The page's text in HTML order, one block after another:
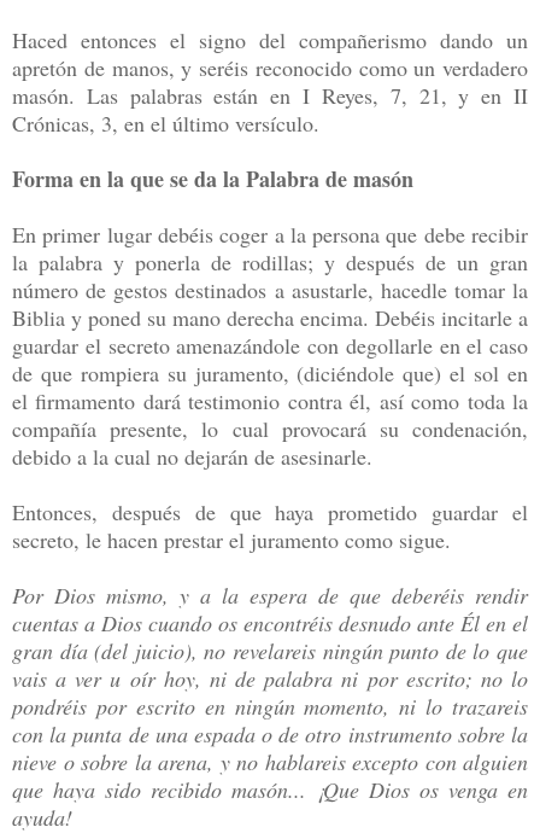
Haced entonces el signo del compañerismo dando un
apretón de manos, y seréis reconocido como un verdadero
masón. Las palabras están en I Reyes, 7, 21, y en II
Crónicas, 3, en el último versículo.
Forma en la que se da la Palabra de masón
En primer lugar debéis coger a la persona que debe recibir
la palabra y ponerla de rodillas; y después de un gran
número de gestos destinados a asustarle, hacedle tomar la
Biblia y poned su mano derecha encima. Debéis incitarle a
guardar el secreto amenazándole con degollarle en el caso
de que rompiera su juramento, (diciéndole que) el sol en
el firmamento dará testimonio contra él, así como toda la
compañía presente, lo cual provocará su condenación,
debido a la cual no dejarán de asesinarle.
Entonces, después de que haya prometido guardar el
secreto, le hacen prestar el juramento como sigue.
Por Dios mismo, y a la espera de que deberéis rendir
cuentas a Dios cuando os encontréis desnudo ante Él en el
gran día (del juicio), no revelareis ningún punto de lo que
vais a ver u oír hoy, ni de palabra ni por escrito; no lo
pondréis por escrito en ningún momento, ni lo trazareis
con la punta de una espada o de otro instrumento sobre la
nieve o sobre la arena, y no hablareis excepto con alguien
que haya sido recibido masón... ¡Que Dios os venga en
ayuda!